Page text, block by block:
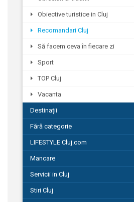
Obiective turistice in Cluj
Recomandari Cluj
Să facem ceva în fiecare zi
Sport
TOP Cluj
Vacanta
Destinații
Fără categorie
LIFESTYLE Cluj.com
Mancare
Servicii in Cluj
Stiri Cluj